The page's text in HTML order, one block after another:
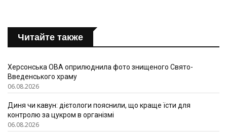
Читайте также
Херсонська ОВА оприлюднила фото знищеного Свято-
Введенського храму
06.08.2026
Диня чи кавун: дієтологи пояснили, що краще їсти для
контролю за цукром в організмі
06.08.2026